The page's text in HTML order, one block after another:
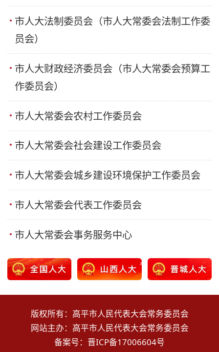
市人大法制委员会（市人大常委会法制工作委
员会）
市人大财政经济委员会（市人大常委会预算工
作委员会）
市人大常委会农村工作委员会
市人大常委会社会建设工作委员会
市人大常委会城乡建设环境保护工作委员会
市人大常委会代表工作委员会
市人大常委会事务服务中心
版权所有：高平市人民代表大会常务委员会
网站主办：高平市人民代表大会常务委员会
备案号： 晋ICP备17006604号